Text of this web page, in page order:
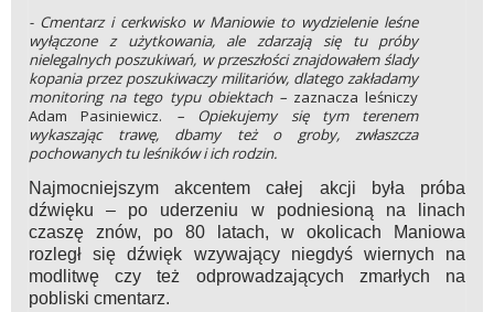
- Cmentarz i cerkwisko w Maniowie to wydzielenie leśne
wyłączone z użytkowania, ale zdarzają się tu próby
nielegalnych poszukiwań, w przeszłości znajdowałem ślady
kopania przez poszukiwaczy militariów, dlatego zakładamy
monitoring na tego typu obiektach – zaznacza leśniczy
Adam Pasiniewicz. – Opiekujemy się tym terenem
wykaszając trawę, dbamy też o groby, zwłaszcza
pochowanych tu leśników i ich rodzin.
Najmocniejszym akcentem całej akcji była próba
dźwięku – po uderzeniu w podniesioną na linach
czaszę znów, po 80 latach, w okolicach Maniowa
rozległ się dźwięk wzywający niegdyś wiernych na
modlitwę czy też odprowadzających zmarłych na
pobliski cmentarz.